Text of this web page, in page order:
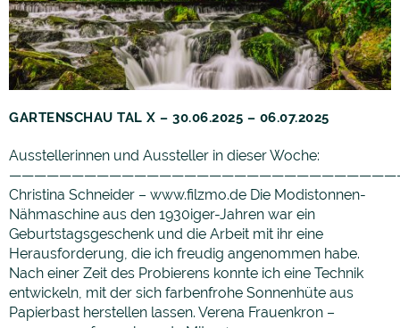
GARTENSCHAU TAL X – 30.06.2025 – 06.07.2025
Ausstellerinnen und Aussteller in dieser Woche:
Christina Schneider – www.filzmo.de Die Modistonnen-
Nähmaschine aus den 1930iger-Jahren war ein
Geburtstagsgeschenk und die Arbeit mit ihr eine
Herausforderung, die ich freudig angenommen habe.
Nach einer Zeit des Probierens konnte ich eine Technik
entwickeln, mit der sich farbenfrohe Sonnenhüte aus
Papierbast herstellen lassen. Verena Frauenkron –